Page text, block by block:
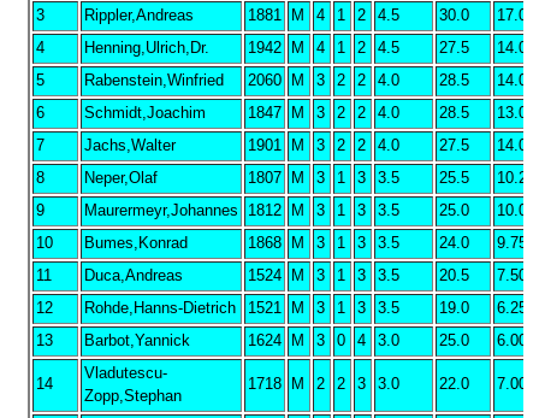
3
Rippler,Andreas 1881 M 4 1 2 4.5 30.0
17.00
4
Henning,Ulrich,Dr. 1942 M 4 1 2 4.5 27.5
14.00
5
Rabenstein,Winfried 2060 M 3 2 2 4.0 28.5
14.00
6
Schmidt,Joachim 1847 M 3 2 2 4.0 28.5
13.00
7
Jachs,Walter 1901 M 3 2 2 4.0 27.5
14.00
8
Neper,Olaf 1807 M 3 1 3 3.5 25.5
10.25
9
Maurermeyr,Johannes 1812 M 3 1 3 3.5 25.0
10.00
10
Bumes,Konrad 1868 M 3 1 3 3.5 24.0
9.75
11
Duca,Andreas 1524 M 3 1 3 3.5 20.5
7.50
12
Rohde,Hanns-Dietrich 1521 M 3 1 3 3.5 19.0
6.25
13
Barbot,Yannick 1624 M 3 0 4 3.0 25.0 6.00
14
Vladutescu-
Zopp,Stephan
1718 M 2 2 3 3.0 22.0 7.00